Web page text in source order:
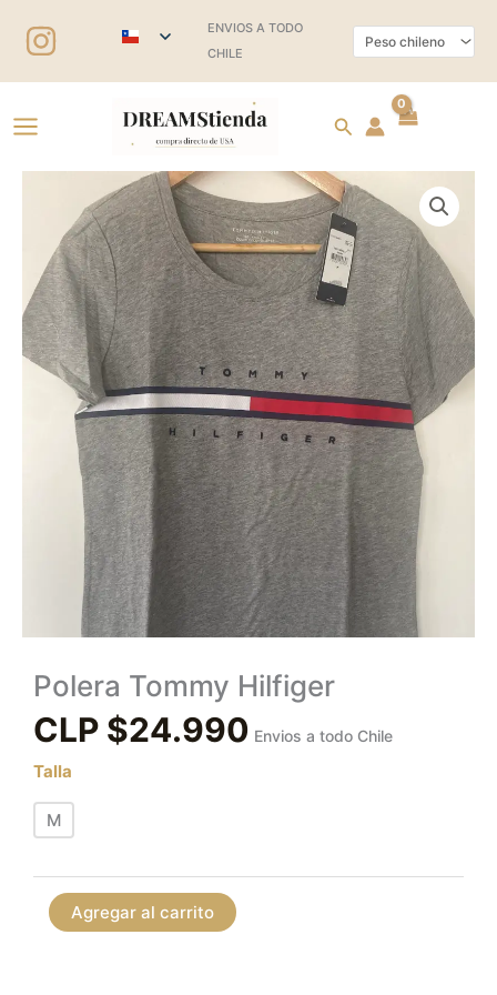
ENVIOS A TODO
CHILE
Buscar
Polera Tommy Hilfiger
CLP $24.990 Envios a todo Chile
Talla
M
Tommy
Hilfiger
cantidad
Agregar al carrito